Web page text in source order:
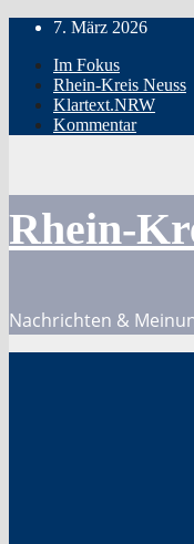
Zum
springen
7. März 2026
Im Fokus
Rhein-Kreis Neuss
Klartext.NRW
Kommentar
Rhein-
Nachrichten &